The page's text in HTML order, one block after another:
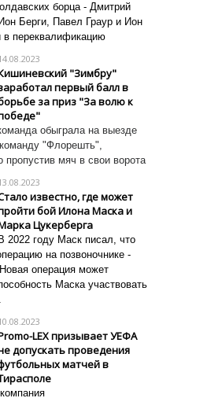
борца - Дмитрий
Берги, Павел Граур и Ион
переквалификацию
"Зимбру"
первый балл в
за приз "За волю к
обыграла на выезде
"Флорешть",
пропустив мяч в свои ворота
известно, где может
бой Илона Маска и
Цукерберга
В 2022 году Маск писал, что
на позвоночнике -
Новая операция может
Маска участвовать
LEX призывает УЕФА
допускать проведения
матчей в